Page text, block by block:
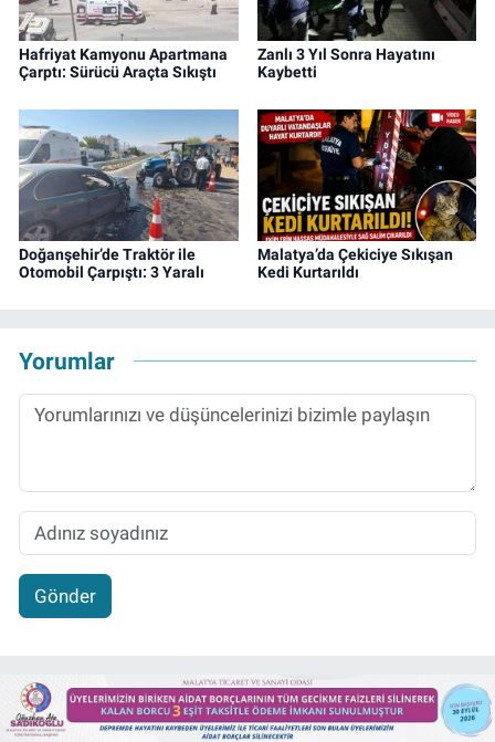
Hafriyat Kamyonu Apartmana
Çarptı: Sürücü Araçta Sıkıştı
Zanlı 3 Yıl Sonra Hayatını
Kaybetti
Doğanşehir’de Traktör ile
Otomobil Çarpıştı: 3 Yaralı
Malatya’da Çekiciye Sıkışan
Kedi Kurtarıldı
Yorumlar
Gönder